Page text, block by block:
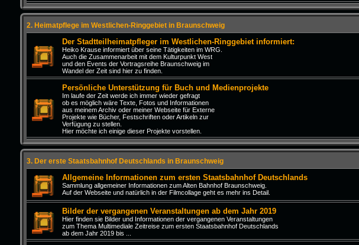
2. Heimatpflege im Westlichen-Ringgebiet in Braunschweig
Der Stadtteilheimatpfleger im Westlichen-Ringgebiet informiert:
Heiko Krause informiert über seine Tätigkeiten im WRG.
Auch die Zusammenarbeit mit dem Kulturpunkt West
und den Events der Vortragsreihe Braunschweig im
Wandel der Zeit sind hier zu finden.
Persönliche Unterstützung für Buch und Medienprojekte
Im laufe der Zeit werde ich immer wieder gefragt
ob es möglich wäre Texte, Fotos und Informationen
aus meinem Archiv oder meiner Webseite für Externe
Projekte wie Bücher, Festschriften oder Artikeln zur
Verfügung zu stellen.
Hier möchte ich einige dieser Projekte vorstellen.
3. Der erste Staatsbahnhof Deutschlands in Braunschweig
Allgemeine Informationen zum ersten Staatsbahnhof Deutschlands
Sammlung allgemeiner Informationen zum Alten Bahnhof Braunschweig.
Auf der Webseite und natürlich in der Filmcollage geht es mehr ins Detail.
Bilder der vergangenen Veranstaltungen ab dem Jahr 2019
Hier finden sie Bilder und Informationen der vergangenen Veranstaltungen
zum Thema Multimediale Zeitreise zum ersten Staatsbahnhof Deutschlands
ab dem Jahr 2019 bis ...